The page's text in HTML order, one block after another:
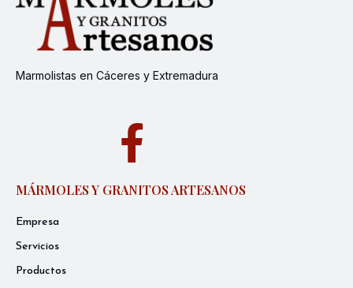
Marmolistas en Cáceres y Extremadura
MÁRMOLES Y GRANITOS ARTESANOS
Empresa
Servicios
Productos